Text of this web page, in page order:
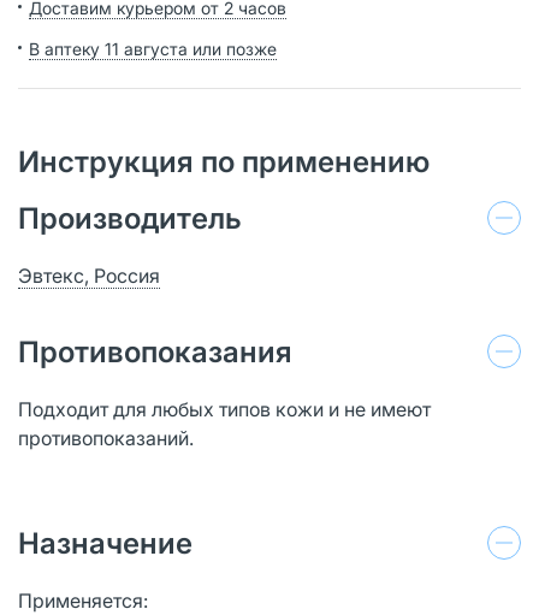
Доставим курьером от 2 часов
В аптеку 11 августа или позже
Инструкция по применению
Производитель
Эвтекс, Россия
Противопоказания
Подходит для любых типов кожи и не имеют
противопоказаний.
Назначение
Применяется: